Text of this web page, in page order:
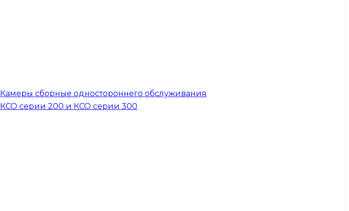
Камеры сборные одностороннего обслуживания
КСО серии 200 и КСО серии 300